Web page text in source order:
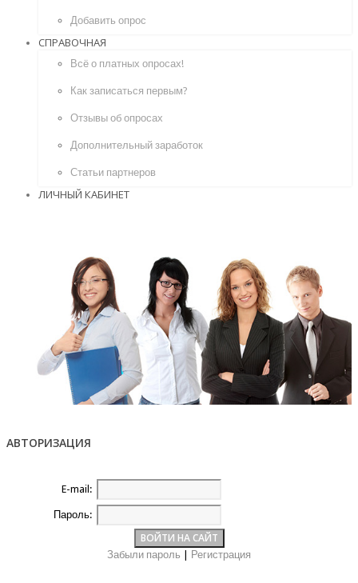
Добавить опрос
СПРАВОЧНАЯ
Всё о платных опросах!
Как записаться первым?
Отзывы об опросах
Дополнительный заработок
Статьи партнеров
ЛИЧНЫЙ КАБИНЕТ
АВТОРИЗАЦИЯ
E-mail:
Пароль:
Забыли пароль Регистрация